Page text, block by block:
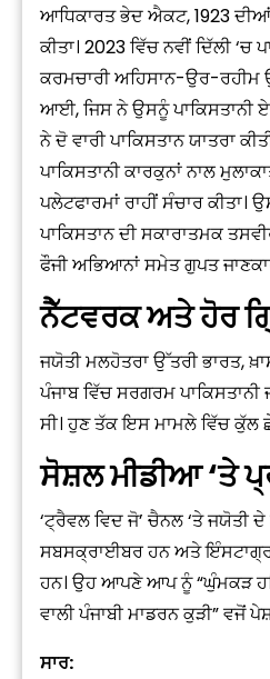
ਆਧਿਕਾਰਤ ਭੇਦ ਐਕਟ, 1923 ਦੀਆਂ
ਕੀਤਾ। 2023 ਵਿੱਚ ਨਵੀਂ ਦਿੱਲੀ
ਕਰਮਚਾਰੀ ਅਹਿਸਾਨ-ਉਰ-ਰਹੀਮ
ਆਈ, ਜਿਸ ਨੇ ਉਸਨੂੰ ਪਾਕਿਸਤਾਨੀ
ਨੇ ਦੋ ਵਾਰੀ ਪਾਕਿਸਤਾਨ ਯਾਤਰਾ
ਪਾਕਿਸਤਾਨੀ ਕਾਰਕੁਨਾਂ ਨਾਲ
ਪਲੇਟਫਾਰਮਾਂ ਰਾਹੀਂ ਸੰਚਾਰ ਕੀਤਾ।
ਪਾਕਿਸਤਾਨ ਦੀ ਸਕਾਰਾਤਮਕ
ਫੌਜੀ ਅਭਿਆਨਾਂ ਸਮੇਤ ਗੁਪਤ
ਨੈੱਟਵਰਕ ਅਤੇ ਹੋਰ
ਜਯੋਤੀ ਮਲਹੋਤਰਾ ਉੱਤਰੀ ਭਾਰਤ,
ਪੰਜਾਬ ਵਿੱਚ ਸਰਗਰਮ ਪਾਕਿਸਤਾਨੀ
ਸੀ। ਹੁਣ ਤੱਕ ਇਸ ਮਾਮਲੇ ਵਿੱਚ ਕੁੱਲ
ਸੋਸ਼ਲ ਮੀਡੀਆ ‘ਤੇ
‘ਟ੍ਰੈਵਲ ਵਿਦ ਜੋ’ ਚੈਨਲ ‘ਤੇ ਜਯੋਤੀ
ਸਬਸਕ੍ਰਾਈਬਰ ਹਨ ਅਤੇ
ਹਨ। ਉਹ ਆਪਣੇ ਆਪ ਨੂੰ “ਘੁੰਮਕੜ
ਵਾਲੀ ਪੰਜਾਬੀ ਮਾਡਰਨ ਕੁੜੀ” ਵਜੋਂ
ਸਾਰ: